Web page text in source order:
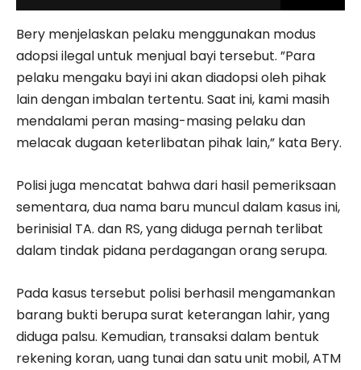
Bery menjelaskan pelaku menggunakan modus
adopsi ilegal untuk menjual bayi tersebut. ”Para
pelaku mengaku bayi ini akan diadopsi oleh pihak
lain dengan imbalan tertentu. Saat ini, kami masih
mendalami peran masing-masing pelaku dan
melacak dugaan keterlibatan pihak lain,” kata Bery.
Polisi juga mencatat bahwa dari hasil pemeriksaan
sementara, dua nama baru muncul dalam kasus ini,
berinisial TA. dan RS, yang diduga pernah terlibat
dalam tindak pidana perdagangan orang serupa.
Pada kasus tersebut polisi berhasil mengamankan
barang bukti berupa surat keterangan lahir, yang
diduga palsu. Kemudian, transaksi dalam bentuk
rekening koran, uang tunai dan satu unit mobil, ATM